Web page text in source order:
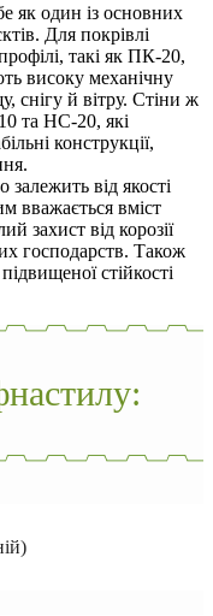
як один із основних
Для покрівлі
такі як ПК-20,
високу механічну
снігу й вітру. Стіни ж
та НС-20, які
конструкції,
від якості
вважається вміст
захист від корозії
господарств. Також
стійкості